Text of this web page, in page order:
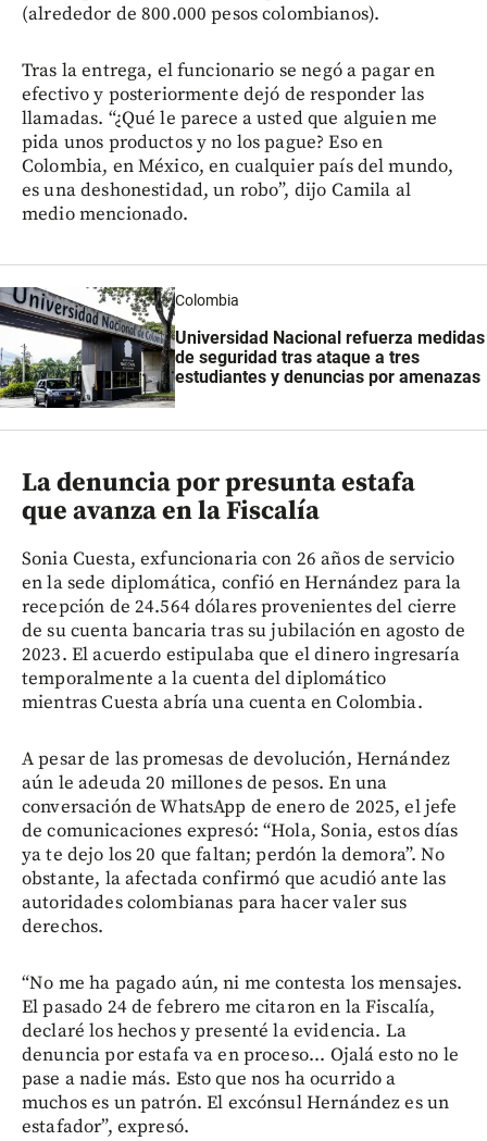
(alrededor de 800.000 pesos colombianos).
Tras la entrega, el funcionario se negó a pagar en
efectivo y posteriormente dejó de responder las
llamadas. “¿Qué le parece a usted que alguien me
pida unos productos y no los pague? Eso en
Colombia, en México, en cualquier país del mundo,
es una deshonestidad, un robo”, dijo Camila al
medio mencionado.
Colombia
Universidad Nacional refuerza medidas
de seguridad tras ataque a tres
estudiantes y denuncias por amenazas
La denuncia por presunta estafa
que avanza en la Fiscalía
Sonia Cuesta, exfuncionaria con 26 años de servicio
en la sede diplomática, confió en Hernández para la
recepción de 24.564 dólares provenientes del cierre
de su cuenta bancaria tras su jubilación en agosto de
2023. El acuerdo estipulaba que el dinero ingresaría
temporalmente a la cuenta del diplomático
mientras Cuesta abría una cuenta en Colombia.
A pesar de las promesas de devolución, Hernández
aún le adeuda 20 millones de pesos. En una
conversación de WhatsApp de enero de 2025, el jefe
de comunicaciones expresó: “Hola, Sonia, estos días
ya te dejo los 20 que faltan; perdón la demora”. No
obstante, la afectada confirmó que acudió ante las
autoridades colombianas para hacer valer sus
derechos.
“No me ha pagado aún, ni me contesta los mensajes.
El pasado 24 de febrero me citaron en la Fiscalía,
declaré los hechos y presenté la evidencia. La
denuncia por estafa va en proceso... Ojalá esto no le
pase a nadie más. Esto que nos ha ocurrido a
muchos es un patrón. El excónsul Hernández es un
estafador”, expresó.